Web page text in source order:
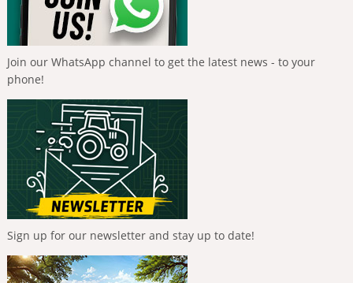
Join our WhatsApp channel to get the latest news - to your
phone!
Sign up for our newsletter and stay up to date!